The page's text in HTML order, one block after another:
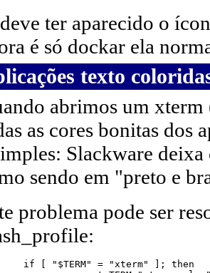
ter aparecido o
é só dockar ela
texto
abrimos um
as cores bonitas dos
Slackware
sendo em "preto e
problema pode ser